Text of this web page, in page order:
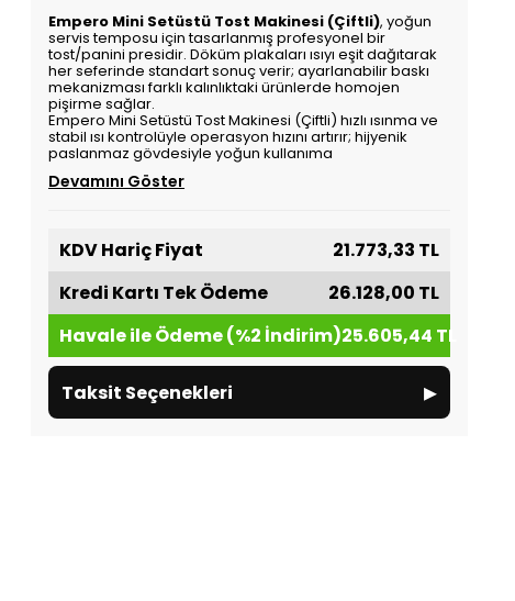
Empero Mini Setüstü Tost Makinesi (Çiftli), yoğun
servis temposu için tasarlanmış profesyonel bir
tost/panini presidir. Döküm plakaları ısıyı eşit dağıtarak
her seferinde standart sonuç verir; ayarlanabilir baskı
mekanizması farklı kalınlıktaki ürünlerde homojen
pişirme sağlar.
Empero Mini Setüstü Tost Makinesi (Çiftli) hızlı ısınma ve
stabil ısı kontrolüyle operasyon hızını artırır; hijyenik
paslanmaz gövdesiyle yoğun kullanıma
Devamını Göster
KDV Hariç Fiyat
21.773,33 TL
Kredi Kartı Tek Ödeme
26.128,00 TL
Havale ile Ödeme (%2 İndirim)25.605,44 TL
Taksit Seçenekleri ▸